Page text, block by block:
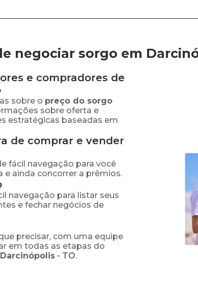
negociar sorgo em
e compradores de
sobre o preço do sorgo
sobre oferta e
estratégicas baseadas em
de comprar e vender
fácil navegação para você
e ainda concorrer a prêmios.
navegação para listar seus
e fechar negócios de
precisar, com uma equipe
em todas as etapas do
Darcinópolis - TO.